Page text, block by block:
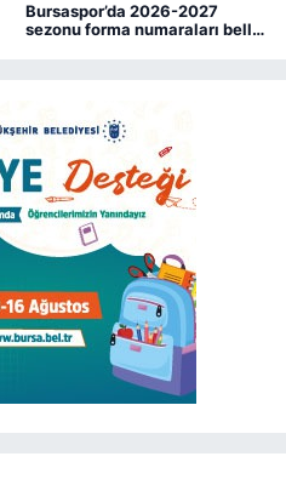
Bursaspor’da 2026-2027
sezonu forma numaraları belli